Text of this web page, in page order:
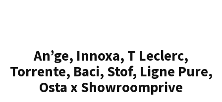
d
e
l
u
H
u
r
a
L
e
t
e
An’ge, Innoxa, T Leclerc,
Torrente, Baci, Stof, Ligne Pure,
Osta x Showroomprive